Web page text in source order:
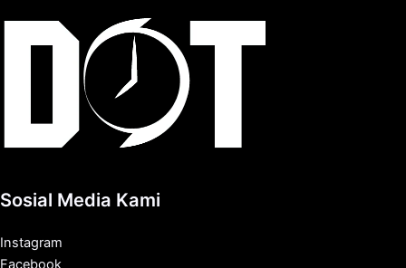
Sosial Media Kami
Instagram
Facebook